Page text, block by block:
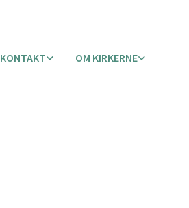
KONTAKT OM KIRKERNE